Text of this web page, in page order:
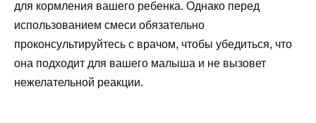
для кормления вашего ребенка. Однако перед
использованием смеси обязательно
проконсультируйтесь с врачом, чтобы убедиться, что
она подходит для вашего малыша и не вызовет
нежелательной реакции.